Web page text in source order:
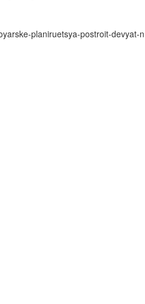
planiruetsya-postroit-devyat-n